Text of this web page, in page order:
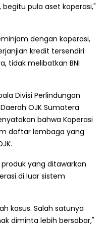
pula aset koperasi,"
dengan koperasi,
kredit tersendiri
tidak melibatkan BNI
Divisi Perlindungan
OJK Sumatera
bahwa Koperasi
daftar lembaga yang
yang ditawarkan
di luar sistem
kasus. Salah satunya
diminta lebih bersabar,"